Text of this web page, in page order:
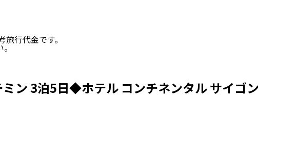
行代金です。
。
ン 3泊5日◆ホテル コンチネンタル サイゴン